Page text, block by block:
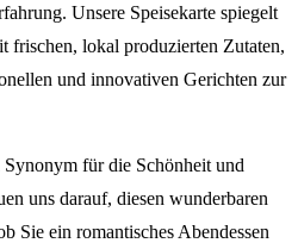
Unsere Speisekarte spiegelt
frischen, lokal produzierten Zutaten,
und innovativen Gerichten zur
Synonym für die Schönheit und
uns darauf, diesen wunderbaren
Sie ein romantisches Abendessen